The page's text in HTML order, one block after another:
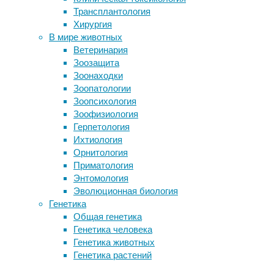
Трансплантология
Хирургия
В мире животных
Ветеринария
Зоозащита
Зоонаходки
Зоопатологии
Зоопсихология
Зоофизиология
Герпетология
Ихтиология
Орнитология
Приматология
Энтомология
Эволюционная биология
Генетика
Общая генетика
Генетика человека
Генетика животных
Генетика растений
25/08/2025
Приняв
решение
наладить
процесс
порошковой
окраски,
первый
главный
вопрос,
который
встает
перед
предпринимателем
технологом
дважды
Врачи боятся, что их ошибки выявят
и начнется отсечение голов
Секвенирование ДНК из воздуха
сообщило о составе биомов и
человеческих популяций
Белки кукурузы сохранили память
мышам с болезнью Альцгеймера
Как обучение чтению изменяет наш
мозг? Часть 1
Следите за новостями